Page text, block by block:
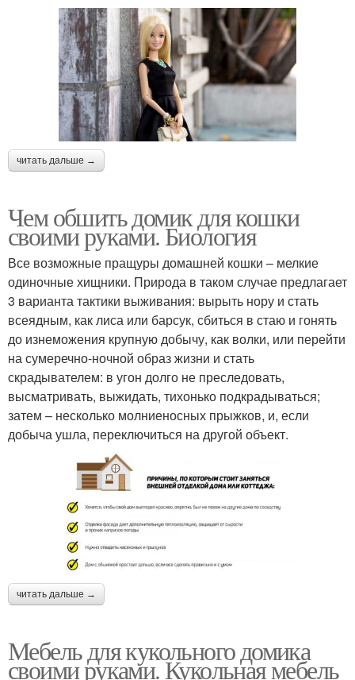
читать дальше →
Чем обшить домик для кошки
своими руками. Биология
Все возможные пращуры домашней кошки – мелкие
одиночные хищники. Природа в таком случае предлагает
3 варианта тактики выживания: вырыть нору и стать
всеядным, как лиса или барсук, сбиться в стаю и гонять
до изнеможения крупную добычу, как волки, или перейти
на сумеречно-ночной образ жизни и стать
скрадывателем: в угон долго не преследовать,
высматривать, выжидать, тихонько подкрадываться;
затем – несколько молниеносных прыжков, и, если
добыча ушла, переключиться на другой объект.
читать дальше →
Мебель для кукольного домика
своими руками. Кукольная мебель